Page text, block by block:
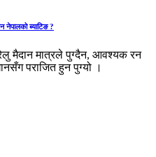
नेपालको ब्याटिङ ?
मैदान मात्रले पुग्दैन, आवश्यक रन
पराजित हुन पुग्यो ।